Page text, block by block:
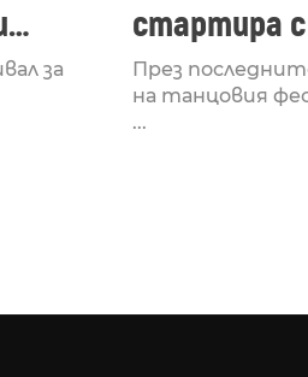
си
за
стартира
Lucid,
рейв
През
на танцовия
...